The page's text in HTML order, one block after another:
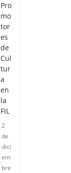
Pro
mo
tor
es
de
Cul
tur
a
en
la
FIL
2
de
dici
em
bre